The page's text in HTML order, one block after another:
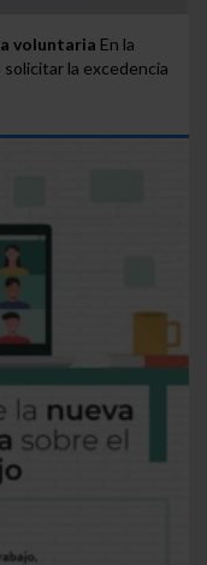
voluntaria En la
la excedencia